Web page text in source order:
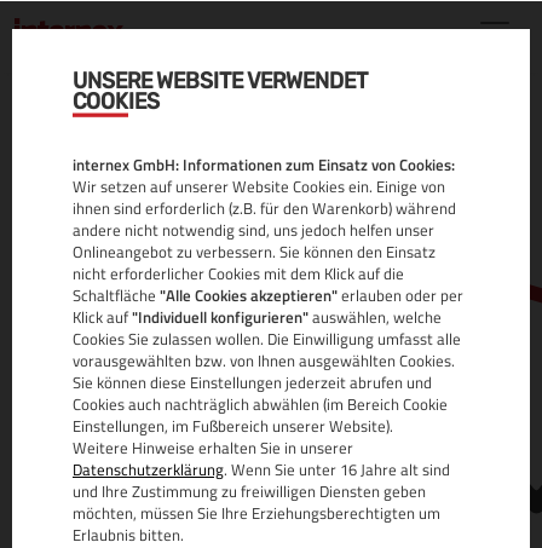
UNSERE WEBSITE VERWENDET
COOKIES
internex GmbH: Informationen zum Einsatz von Cookies:
Wir setzen auf unserer Website Cookies ein. Einige von
ihnen sind erforderlich (z.B. für den Warenkorb) während
andere nicht notwendig sind, uns jedoch helfen unser
Onlineangebot zu verbessern. Sie können den Einsatz
nicht erforderlicher Cookies mit dem Klick auf die
Schaltfläche "Alle Cookies akzeptieren"erlauben oder per
Klick auf"Individuell konfigurieren"auswählen, welche
Cookies Sie zulassen wollen. Die Einwilligung umfasst alle
vorausgewählten bzw. von Ihnen ausgewählten Cookies.
Sie können diese Einstellungen jederzeit abrufen und
Cookies auch nachträglich abwählen (im Bereich Cookie
Einstellungen, im Fußbereich unserer Website).
Weitere Hinweise erhalten Sie in unserer
Datenschutzerklärung. Wenn Sie unter 16 Jahre alt sind
und Ihre Zustimmung zu freiwilligen Diensten geben
möchten, müssen Sie Ihre Erziehungsberechtigten um
Erlaubnis bitten.
.ART DOMAIN
ALLE INFOS